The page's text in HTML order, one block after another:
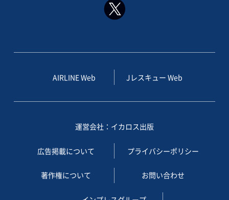
AIRLINE Web Jレスキュー Web
運営会社：イカロス出版
広告掲載について プライバシーポリシー
著作権について お問い合わせ